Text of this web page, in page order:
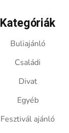
Kategóriák
Buliajánló
Családi
Divat
Egyéb
Fesztivál ajánló